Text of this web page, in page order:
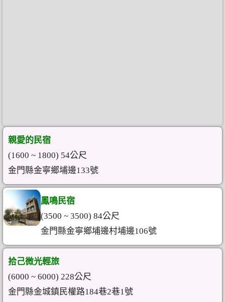
親愛的民宿
(1600 ~ 1800) 54公尺
金門縣金寧鄉埔邊133號
鳳鳴民宿
(3500 ~ 3500) 84公尺
金門縣金寧鄉埔邊村埔邊106號
拾己微光輕旅
(6000 ~ 6000) 228公尺
金門縣金城鎮民權路184巷2巷1號